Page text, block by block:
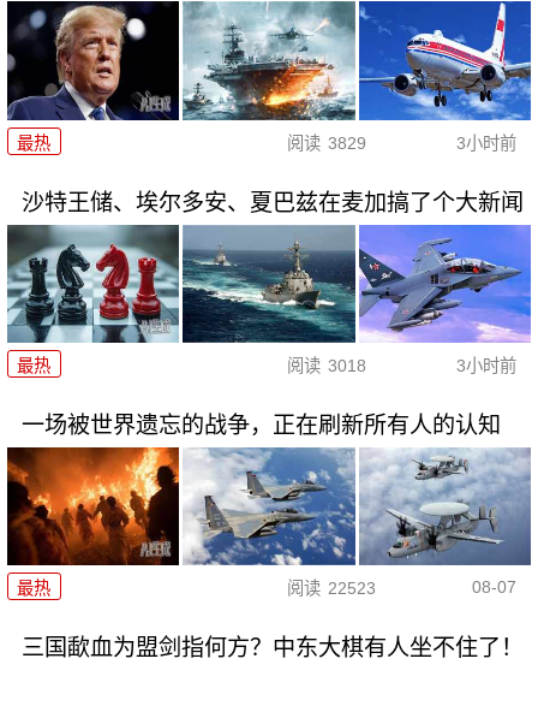
最热 阅读 3829 3小时前
沙特王储、埃尔多安、夏巴兹在麦加搞了个大新闻
最热 阅读 3018 3小时前
一场被世界遗忘的战争，正在刷新所有人的认知
最热 阅读 22523 08-07
三国歃血为盟剑指何方？中东大棋有人坐不住了！